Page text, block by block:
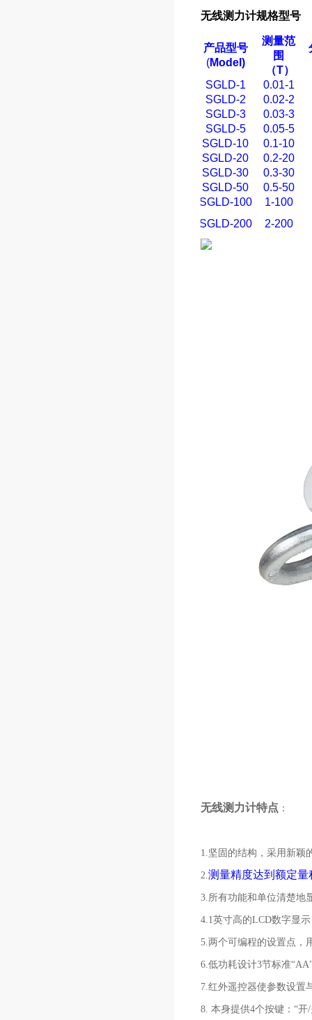
无线测力计规格型号
产品型号
(Model)
测量范
围
（T）
SGLD-1
0.01-1
SGLD-2
0.02-2
SGLD-3
0.03-3
SGLD-5
0.05-5
SGLD-10
0.1-10
SGLD-20
0.2-20
SGLD-30
0.3-30
SGLD-50
0.5-50
SGLD-100
1-100
SGLD-200
2-200
无线测力计特点 ：
1.坚固的结构，采用新颖
2.测量精度达到额定量
3.所有功能和单位清楚
4.1英寸高的LCD数字显
5.两个可编程的设置点，
6.低功耗设计3节标准
7.红外遥控器使参数设置
8. 本身提供4个按键：“